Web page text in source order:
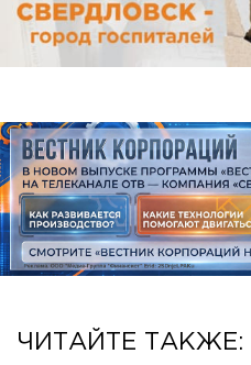
ЧИТАЙТЕ ТАКЖЕ: